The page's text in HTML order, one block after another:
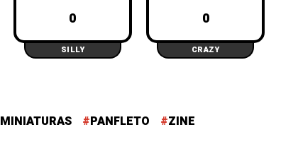
0
SILLY
0
CRAZY
MINIATURAS PANFLETO ZINE